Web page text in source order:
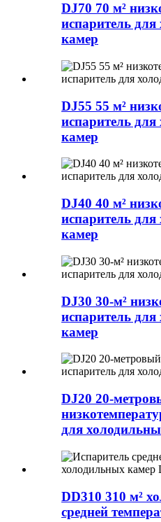
DJ70 70 м²
испаритель
камер
DJ55 55 м²
испаритель
камер
DJ40 40 м²
испаритель
камер
DJ30 30-м²
испаритель
камер
DJ20 20-
для
DD310 310 м²
средней